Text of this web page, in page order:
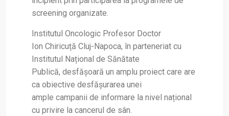
screening organizate.
Institutul Oncologic Profesor Doctor
Ion Chiricuță Cluj-Napoca, în parteneriat cu
Institutul Național de Sănătate
Publică, desfășoară un amplu proiect care are
ca obiective desfășurarea unei
ample campanii de informare la nivel național
cu privire la cancerul de sân.